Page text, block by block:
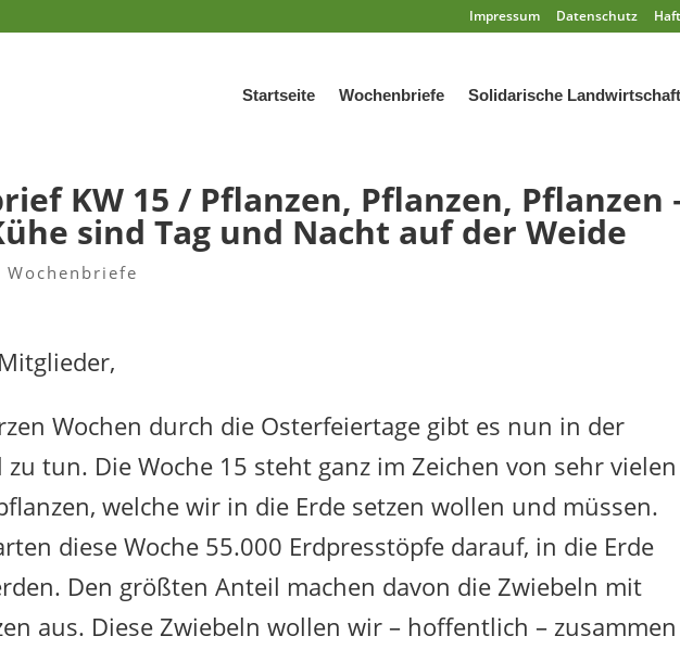
Impressum Datenschutz
Startseite Wochenbriefe Solidarische Landwirtschaft
KW 15 / Pflanzen, Pflanzen, Pflanzen
sind Tag und Nacht auf der Weide
Wochenbriefe
Wochen durch die Osterfeiertage gibt es nun in der
tun. Die Woche 15 steht ganz im Zeichen von sehr vielen
welche wir in die Erde setzen wollen und müssen.
diese Woche 55.000 Erdpresstöpfe darauf, in die Erde
Den größten Anteil machen davon die Zwiebeln mit
aus. Diese Zwiebeln wollen wir – hoffentlich – zusammen